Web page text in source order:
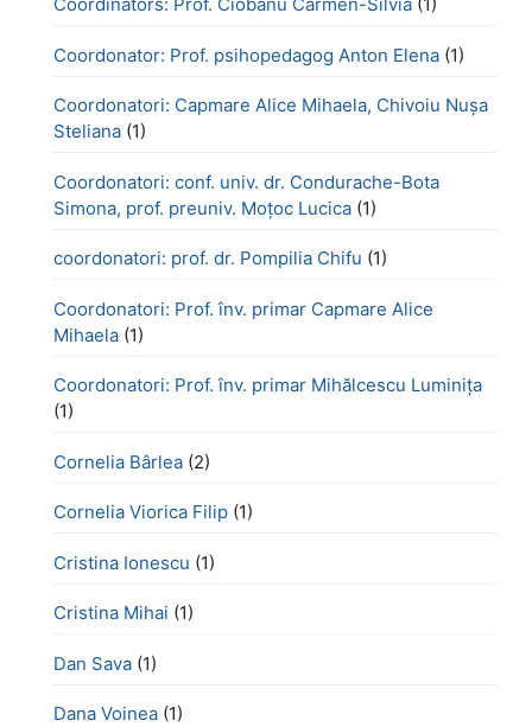
Coordonator: Prof. psihopedagog Anton Elena (1)
Coordonatori: Capmare Alice Mihaela, Chivoiu Nușa
Steliana (1)
Coordonatori: conf. univ. dr. Condurache-Bota
Simona, prof. preuniv. Moțoc Lucica (1)
coordonatori: prof. dr. Pompilia Chifu (1)
Coordonatori: Prof. înv. primar Capmare Alice
Mihaela (1)
Coordonatori: Prof. înv. primar Mihălcescu Luminița
(1)
Cornelia Bârlea (2)
Cornelia Viorica Filip (1)
Cristina Ionescu (1)
Cristina Mihai (1)
Dan Sava (1)
Dana Voinea (1)